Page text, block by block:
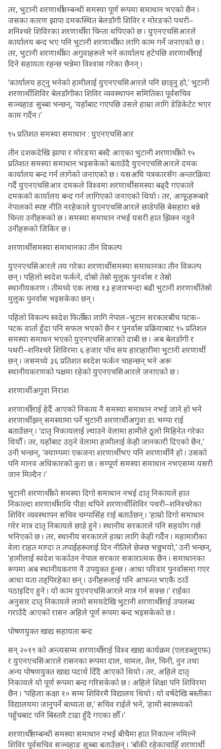
तर, भुटानी शरणार्थीसम्बन्धी समस्या पूर्ण रूपमा समाधान भएको छैन ।
जसका कारण झापा दमकस्थित बेलडाँगी शिविर र मोरङको पथरी–
शनिश्चरे शिविरका शरणार्थीमा चिन्ता थपिएको छ । युएनएचसिआरले
कार्यालय बन्द भए पनि भुटानी शरणार्थीका लागि काम गर्ने जनाएको छ ।
तर, भुटानी शरणार्थीका अगुवाहरूले भने कार्यालय हटेपछि शरणार्थीलाई
दिने सहायता रहन्छ भन्नेमा विश्वास गरेका छैनन् ।
‘कार्यालय हट्नु भनेको हामीलाई युएनएचसिआरले पनि छाड्नु हो,’ भुटानी
शरणार्थी शिविर बेलडाँगीका शिविर व्यवस्थापन समितिका पूर्वसचिव
सञ्चहाङ सुब्बा भन्छन्, ‘यहाँबाट गएपछि उसले हाम्रा लागि डेडिकेटेट भएर
काम गर्दैन ।’
९५ प्रतिशत समस्या समाधान : युएनएचसिआर
तीन दशकदेखि झापा र मोरङमा बस्दै आएका भुटानी शरणार्थीको ९५
प्रतिशत समस्या समाधान भइसकेको बताउँदै युएनएचसिआरले दमक
कार्यालय बन्द गर्न लागेको जनाएको छ । यसअघि पत्रकारसँग अन्तरक्रिया
गर्दै युएनएचसिआर दमकले विश्वमा शरणार्थी समस्या बढ्दै गएकाले
दमकको कार्यालय बन्द गर्न लागिएको जनाएको थियो । तर, आफूहरूबारे
नेपालको स्पष्ट नीति नरहेकाले युएनएचसिआरले छाडेपछि बेसहारा बन्ने
चिन्ता उनीहरूको छ । समस्या समाधान नभई यसरी हात झिक्न नहुने
उनीहरूको जिकिर छ ।
शरणार्थी समस्या समाधानका तीन विकल्प
युएनएचसिआरले तय गरेका शरणार्थी समस्या समाधानका तीन विकल्प
छन् । पहिलो स्वदेश फर्कने, दोस्रो तेस्रो मुलुक पुनर्वास र तेस्रो
स्थानीयकरण । तीमध्ये एक लाख १३ हजारभन्दा बढी भुटानी शरणार्थी तेस्रो
मुलुक पुनर्वास भइसकेका छन् ।
पहिलो विकल्प स्वदेश फिर्तीका लागि नेपाल–भुटान सरकारबीच पटक–
पटक वार्ता हुँदा पनि सफल भएको छैन र पुनर्वास प्रक्रियाबाट ९५ प्रतिशत
समस्या समाधन भएको युएनएचसिआरको दाबी छ । अब बेलडाँगी र
पथरी–शनिश्चरे शिविरमा ६ हजार पाँच सय हाराहारीमा भुटानी शरणार्थी
छन् । जसमध्ये ३६ प्रतिशत स्वदेश फर्कन चाहन्छन् भने अरू
स्थानीयकरणको पक्षमा रहेको युएनएचसिआरले जनाएको छ ।
शरणार्थी अगुवा निराश
शरणार्थीलाई हेर्दै आएको निकाय नै समस्या समाधान नभई जाने हो भने
शरणार्थी झन् समस्यामा पर्ने भुटानी शरणार्थी अगुवा डा. भम्पा राई
बताउँछन् । ‘दातृ निकायलाई ल्याउने वेलामा हामीले ठूलो मिहिनेत गरेका
थियौँ । तर, यहाँबाट उठ्ने वेलामा हामीलाई केही जानकारी दिएको छैन,’
उनी भन्छन्, ‘क्याम्पमा एकजना शरणार्थी भए पनि शरणार्थी नै हो । उसको
पनि मानव अधिकारको कुरा छ । सम्पूर्ण समस्या समाधान नभएसम्म यसरी
जान मिल्दैन ।’
भुटानी शरणार्थीको समस्या दिगो समाधान नभई दातृ निकायले हात
निकाल्दा शरणार्थीमाथि पीडा थपिने शरणार्थी शिविर पथरी–शनिश्चरेका
शिविर व्यवस्थापन सचिव चम्पासिंह राई बताउँछन् । ‘हाम्रो दिगो समाधान
गरेर मात्र दातृ निकायले छाडे हुने । स्थानीय सरकारले पनि सहयोग गर्छ
भनिएको छ । तर, स्थानीय सरकारले हाम्रा लागि केही गर्दैन । महामारीका
वेला राहत माग्दा त तपाईंहरूलाई दिन नीतिले छेक्छ भन्नुभयो,’ उनी भन्छन्,
‘हामीलाई स्वदेश फर्काउन नेपाल सरकार सकारात्मक छैन । समाधानका
रूपमा अब स्थानीयकरण नै उपयुक्त हुन्छ । आधा परिवार पुनर्वासमा गएर
आधा यता तड्पिरहेका छन् । उनीहरूलाई पनि आफन्त भएकै ठाउँ
पठाइदिए हुने । यो काम युएनएचसिआरले मात्र गर्न सक्छ ।’ राईका
अनुसार दातृ निकायले लामो समयदेखि भुटानी शरणार्थीलाई उपलब्ध
गराउँदै आएको रासन अहिले पूर्ण रूपमा बन्द भइसकेको छ ।
पोषणयुक्त खाद्य सहायता बन्द
सन् २०१९ को अन्त्यसम्म शरणार्थीलाई विश्व खाद्य कार्यक्रम (एलडब्लुएफ)
र युएनएचसिआरले रासनका रूपमा दाल, चामल, तेल, चिनी, नुन तथा
अन्य पोषणयुक्त खाद्य पदार्थ दिँदै आएको थियो । तर, अहिले दातृ
निकायले यो पूर्ण रूपमा बन्द गरिसकेको छ । अहिले शिक्षा पनि शिविरमा
छैन । ‘पहिला कक्षा १० सम्म शिविरमै विद्यालय थियो । यो वर्षदेखि बस्तीका
विद्यालयमा जानुपर्ने बाध्यता छ,’ सचिव राईले भने, ‘हामी स्वास्थ्यको
पहुँचबाट पनि बिस्तारै टाढा हुँदै गएका छौँ ।’
शरणार्थीसम्बन्धी समस्या समाधान नभई बीचैमा हात निकाल्न नमिल्ने
शिविर पूर्वसचिव सञ्चहाङ सुब्बा बताउँछन् । ‘बाँकी रहेकाचाहिँ शरणार्थी